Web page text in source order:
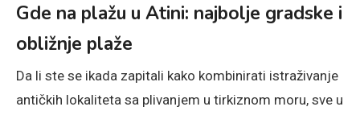
Gde na plažu u Atini: najbolje gradske i
obližnje plaže
Da li ste se ikada zapitali kako kombinirati istraživanje
antičkih lokaliteta sa plivanjem u tirkiznom moru, sve u